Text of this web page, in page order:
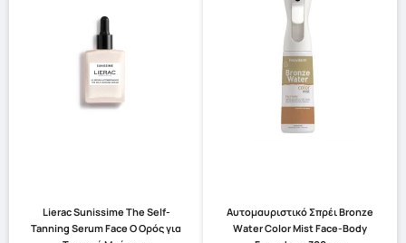
Lierac Sunissime The Self-
Tanning Serum Face Ο Ορός για
Αυτομαυριστικό Σπρέι Bronze
Water Color Mist Face-Body